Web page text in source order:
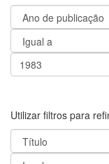
Utilizar filtros para